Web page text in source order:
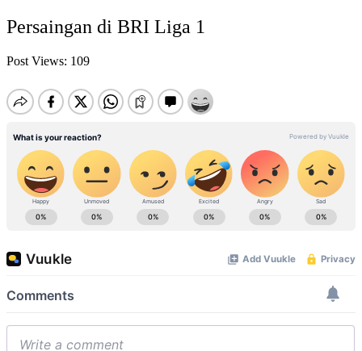
Persaingan di BRI Liga 1
Post Views: 109